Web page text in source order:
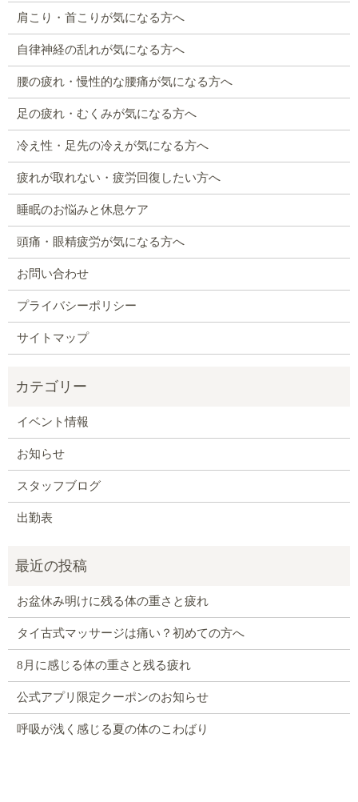
肩こり・首こりが気になる方へ
自律神経の乱れが気になる方へ
腰の疲れ・慢性的な腰痛が気になる方へ
足の疲れ・むくみが気になる方へ
冷え性・足先の冷えが気になる方へ
疲れが取れない・疲労回復したい方へ
睡眠のお悩みと休息ケア
頭痛・眼精疲労が気になる方へ
お問い合わせ
プライバシーポリシー
サイトマップ
イベント情報
お知らせ
スタッフブログ
出勤表
お盆休み明けに残る体の重さと疲れ
タイ古式マッサージは痛い？初めての方へ
8月に感じる体の重さと残る疲れ
公式アプリ限定クーポンのお知らせ
呼吸が浅く感じる夏の体のこわばり